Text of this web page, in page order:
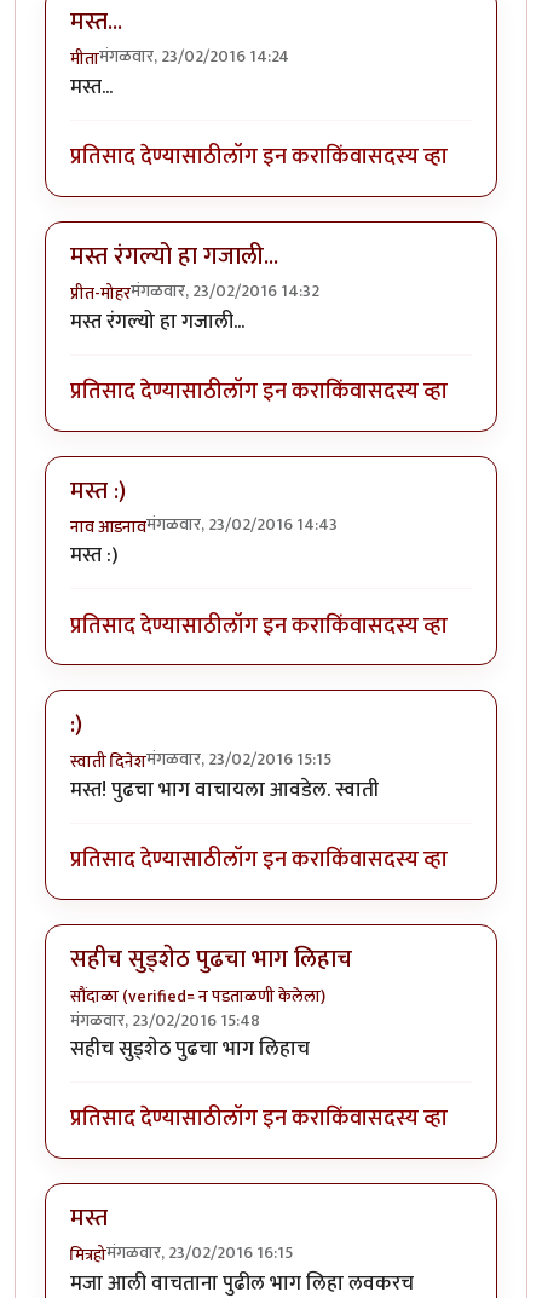
मस्त...
मीतामंगळवार, 23/02/2016 14:24
मस्त...
प्रतिसाद देण्यासाठीलॉग इन कराकिंवासदस्य व्हा
मस्त रंगल्यो हा गजाली...
प्रीत-मोहरमंगळवार, 23/02/2016 14:32
मस्त रंगल्यो हा गजाली...
प्रतिसाद देण्यासाठीलॉग इन कराकिंवासदस्य व्हा
मस्त :)
नाव आडनावमंगळवार, 23/02/2016 14:43
मस्त :)
प्रतिसाद देण्यासाठीलॉग इन कराकिंवासदस्य व्हा
:)
स्वाती दिनेशमंगळवार, 23/02/2016 15:15
मस्त! पुढचा भाग वाचायला आवडेल. स्वाती
प्रतिसाद देण्यासाठीलॉग इन कराकिंवासदस्य व्हा
सहीच सुड्शेठ पुढचा भाग लिहाच
सौंदाळा (verified= न पडताळणी केलेला)
मंगळवार, 23/02/2016 15:48
सहीच सुड्शेठ पुढचा भाग लिहाच
प्रतिसाद देण्यासाठीलॉग इन कराकिंवासदस्य व्हा
मस्त
मित्रहोमंगळवार, 23/02/2016 16:15
मजा आली वाचताना पुढील भाग लिहा लवकरच